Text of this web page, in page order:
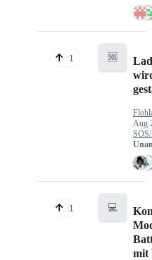
1 🆘
Aug
1 💻
mit